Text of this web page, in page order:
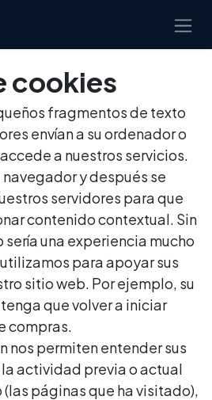
cookies
fragmentos de texto
envían a su ordenador o
a nuestros servicios.
navegador y después se
servidores para que
contenido contextual. Sin
sería una experiencia mucho
para apoyar sus
sitio web. Por ejemplo, su
que volver a iniciar
compras.
nos permiten entender sus
actividad previa o actual
páginas que ha visitado),